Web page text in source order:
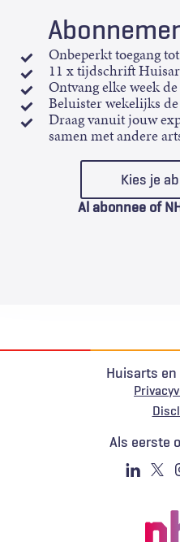
Onbeperkt toegang
11 x tijdschrift
Ontvang elke week
Beluister wekelijks
Draag vanuit jouw
samen met andere
Kies je
Al abonnee of
Huisarts
Als eerste